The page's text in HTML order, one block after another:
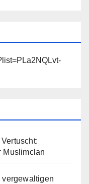
Muslimclan
vergewaltigen